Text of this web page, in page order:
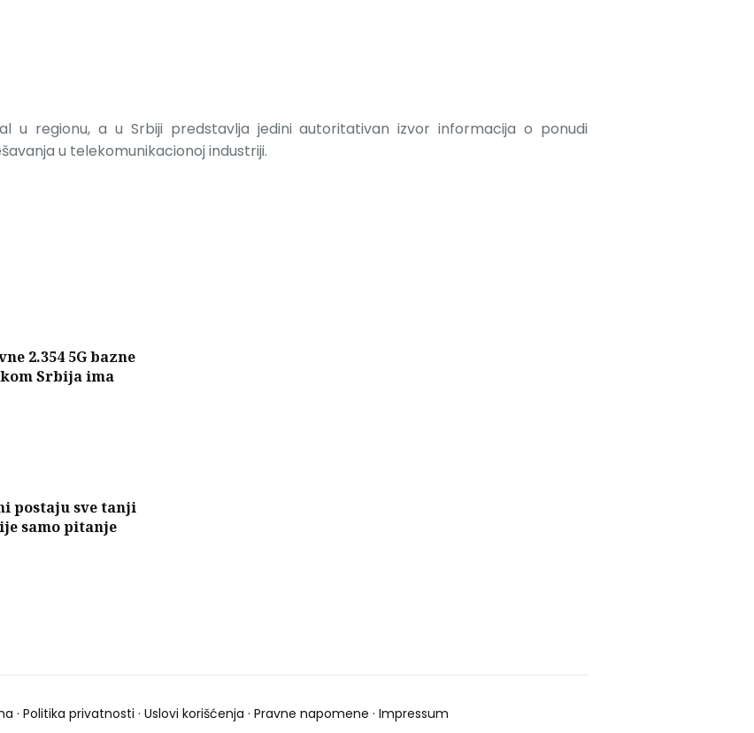
u regionu, a u Srbiji predstavlja jedini autoritativan izvor informacija o ponudi
u telekomunikacionoj industriji.
2.354 5G bazne
Srbija ima
postaju sve tanji
samo pitanje
· Politika privatnosti · Uslovi korišćenja · Pravne napomene · Impressum